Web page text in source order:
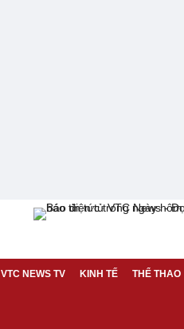
VTC NEWS TV KINH TẾ THỂ THAO